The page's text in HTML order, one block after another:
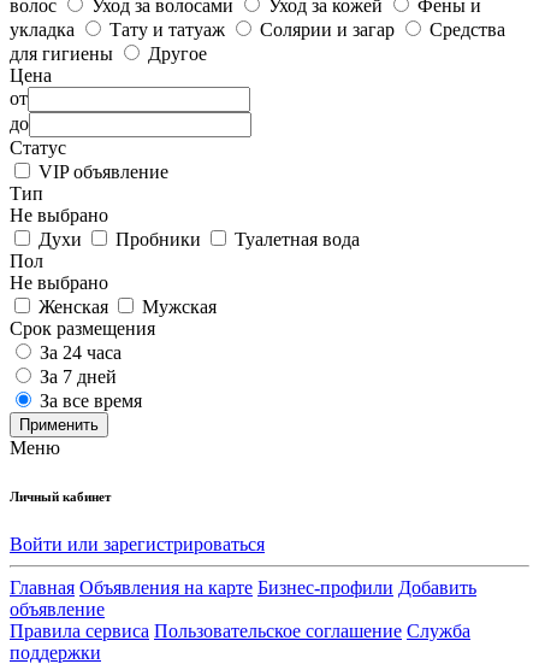
волос Уход за волосами Уход за кожей
Фены и
укладка
Тату и татуаж Солярии и загар
Средства
для гигиены
Другое
Цена
от
до
Статус
VIP объявление
Тип
Не выбрано
Духи
Пробники
Туалетная вода
Пол
Не выбрано
Женская
Мужская
Срок размещения
За 24 часа
За 7 дней
За все время
Применить
Меню
Личный кабинет
Войти или зарегистрироваться
Главная Объявления на карте Бизнес-профили Добавить
объявление
Правила сервиса Пользовательское соглашение Служба
поддержки